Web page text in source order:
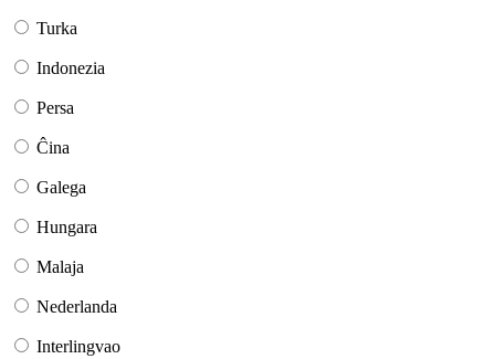
Turka
Indonezia
Persa
Ĉina
Galega
Hungara
Malaja
Nederlanda
Interlingvao